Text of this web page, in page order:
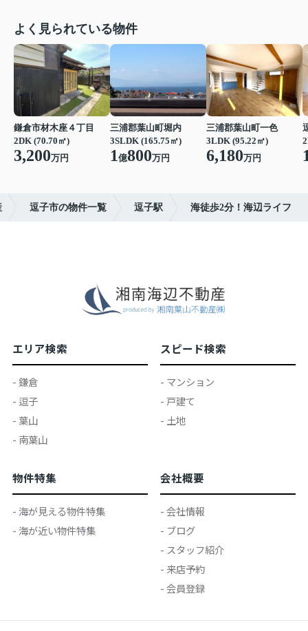
よく見られている物件
鎌倉市材木座４丁目
2DK (70.70㎡)
3,200万円
三浦郡葉山町堀内
3SLDK (165.75㎡)
1億800万円
三浦郡葉山町一色
3LDK (95.22㎡)
6,180万円
逗子市の物件一覧 逗子駅 海徒歩2分！海辺ライフ
エリア検索
- 鎌倉
- 逗子
- 葉山
- 南葉山
スピード検索
- マンション
- 戸建て
- 土地
物件特集
- 海が見える物件特集
- 海が近い物件特集
会社概要
- 会社情報
- ブログ
- スタッフ紹介
- 来店予約
- 会員登録